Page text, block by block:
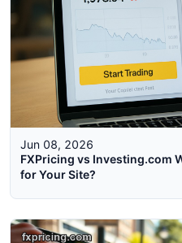
Jun 08, 2026
FXPricing vs Investing.com
for Your Site?